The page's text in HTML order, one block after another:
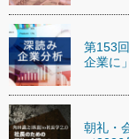
第153
企業に
朝礼・